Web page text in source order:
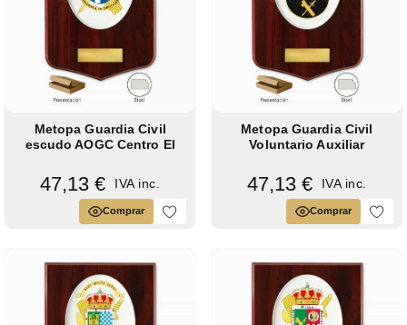
Metopa Guardia Civil
escudo AOGC Centro El
47,13 € IVA inc.
Comprar
Metopa Guardia Civil
Voluntario Auxiliar
47,13 € IVA inc.
Comprar